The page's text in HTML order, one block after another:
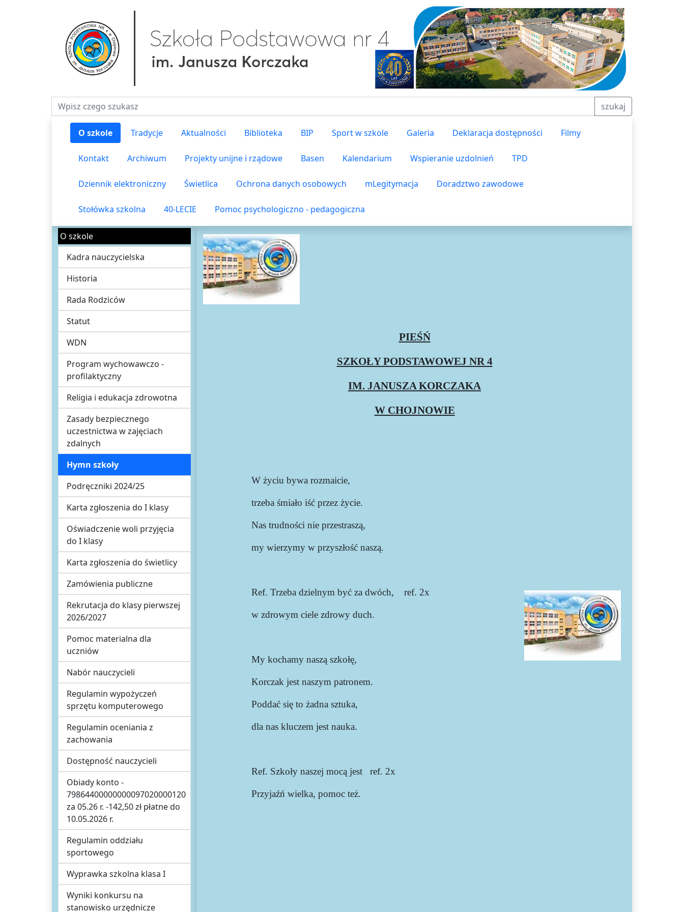
Fraza do wyszukiwania szukaj
O szkole Tradycje Aktualności Biblioteka BIP Sport w szkole Galeria Deklaracja dostępności Filmy
Kontakt Archiwum Projekty unijne i rządowe Basen Kalendarium Wspieranie uzdolnień TPD
Dziennik elektroniczny Świetlica Ochrona danych osobowych mLegitymacja Doradztwo zawodowe
Stołówka szkolna 40-LECIE Pomoc psychologiczno - pedagogiczna
O szkole
Kadra nauczycielska
Historia
Rada Rodziców
Statut
WDN
Program wychowawczo -
profilaktyczny
Religia i edukacja zdrowotna
Zasady bezpiecznego
uczestnictwa w zajęciach
zdalnych
Hymn szkoły
Podręczniki 2024/25
Karta zgłoszenia do I klasy
Oświadczenie woli przyjęcia
do I klasy
Karta zgłoszenia do świetlicy
Zamówienia publiczne
Rekrutacja do klasy pierwszej
2026/2027
Pomoc materialna dla
uczniów
Nabór nauczycieli
Regulamin wypożyczeń
sprzętu komputerowego
Regulamin oceniania z
zachowania
Dostępność nauczycieli
Obiady konto -
79864400000000097020000120
za 05.26 r. -142,50 zł płatne do
10.05.2026 r.
Regulamin oddziału
sportowego
Wyprawka szkolna klasa I
Wyniki konkursu na
stanowisko urzędnicze
PIEŚŃ
SZKOŁY PODSTAWOWEJ NR 4
IM. JANUSZA KORCZAKA
W CHOJNOWIE
W życiu bywa rozmaicie,
trzeba śmiało iść przez życie.
Nas trudności nie przestraszą,
my wierzymy w przyszłość naszą.
Ref. Trzeba dzielnym być za dwóch, ref. 2x
w zdrowym ciele zdrowy duch.
My kochamy naszą szkołę,
Korczak jest naszym patronem.
Poddać się to żadna sztuka,
dla nas kluczem jest nauka.
Ref. Szkoły naszej mocą jest ref. 2x
Przyjaźń wielka, pomoc też.